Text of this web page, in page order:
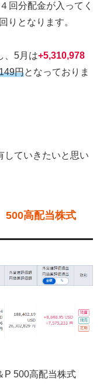
回分配金が入ってく
りとなります。
、5月は+5,310,978
円となっておりま
していきたいと思い
高配当株式
P 500高配当株式